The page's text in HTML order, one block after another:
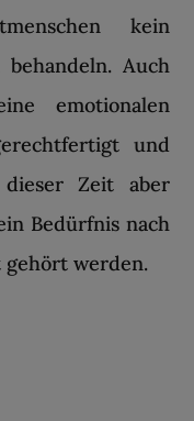
kein
Auch
emotionalen
und
Zeit aber
Bedürfnis nach
gehört werden.